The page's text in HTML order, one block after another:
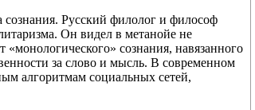
сознания. Русский филолог и философ
Он видел в метанойе не
«монологического» сознания, навязанного
за слово и мысль. В современном
алгоритмам социальных сетей,